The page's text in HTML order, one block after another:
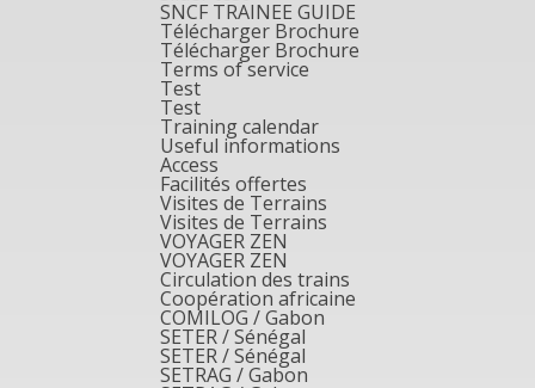
SNCF TRAINEE GUIDE
Télécharger Brochure
Télécharger Brochure
Terms of service
Test
Test
Training calendar
Useful informations
Access
Facilités offertes
Visites de Terrains
Visites de Terrains
VOYAGER ZEN
VOYAGER ZEN
Circulation des trains
Coopération africaine
COMILOG / Gabon
SETER / Sénégal
SETER / Sénégal
SETRAG / Gabon